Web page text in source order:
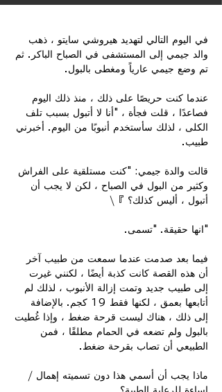
في اليوم التالي لتهديد هيروشي سايتو ، ذهب
والد جيمي إلى المستشفى في الصباح الباكر. ثم
تم وضع جيمي عارياً ومغطى بالبول.
عندما كنت حريصًا على ذلك ، منذ ذلك اليوم
فصاعدًا ، قلت فجأة ، "أنا لا أتبول بسبب تلف
الكلى ، لذلك سأستخدم أنبوبًا من اليوم. أخبرني
طبيب.
قالت والدة جيمي: "كنت مستلقية على الفراش
وكثير من البول في الصباح ، لكن لا يجب أن
أتبول ، أليس كذلك؟ 』\
"انها حقيقة. "تسمى.
فيما بعد صدمت عندما سمعت من طبيب آخر
أن هذه القصة كانت كذبة أيضًا ، لكنني غيرت
إلى طبيب جديد وتمت إزالة الأنبوب ، لذلك لم
أتابعها بعمق ، لكنها فقط 19 كجم. بالإضافة
إلى ذلك ، هناك ليست قرحة ضغط ، وإذا غُطيت
بالبول ولم تضعه في الحمام مطلقًا ، فمن
الطبيعي أن تصاب بقرحة ضغط.
ماذا يجب أن أسمي هذا دون تسميته إهمال /
إساءة للرعاية الطبية؟